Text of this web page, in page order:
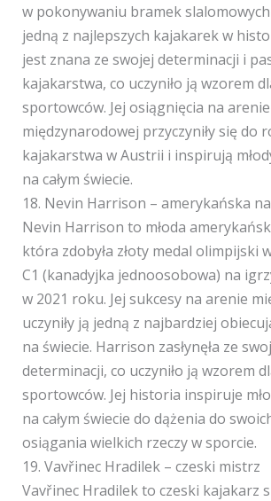
w pokonywaniu bramek slalomowych
jedną z najlepszych kajakarek w
jest znana ze swojej determinacji i
kajakarstwa, co uczyniło ją wzorem
sportowców. Jej osiągnięcia na arenie
międzynarodowej przyczyniły się do
kajakarstwa w Austrii i inspirują
na całym świecie.
18. Nevin Harrison – amerykańska
Nevin Harrison to młoda
która zdobyła złoty medal olimpijski
C1 (kanadyjka jednoosobowa) na
w 2021 roku. Jej sukcesy na arenie
uczyniły ją jedną z najbardziej
na świecie. Harrison zasłynęła ze
determinacji, co uczyniło ją wzorem
sportowców. Jej historia inspiruje
na całym świecie do dążenia do
osiągania wielkich rzeczy w sporcie.
19. Vavřinec Hradilek – czeski mistrz
Vavřinec Hradilek to czeski kajakarz